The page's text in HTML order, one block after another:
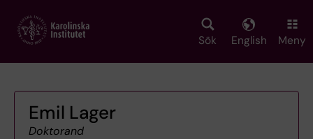
main
Sök English Meny
Emil Lager
Doktorand